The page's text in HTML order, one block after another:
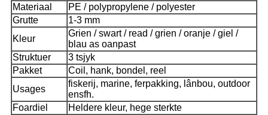
Materiaal
PE / polypropylene / polyester
Grutte
1-3 mm
Kleur
Grien / swart / read / grien / oranje / giel /
blau as oanpast
Struktuer
3 tsjyk
Pakket
Coil, hank, bondel, reel
Usages
fiskerij, marine, ferpakking, lânbou, outdoor
ensfh.
Foardiel
Heldere kleur, hege sterkte